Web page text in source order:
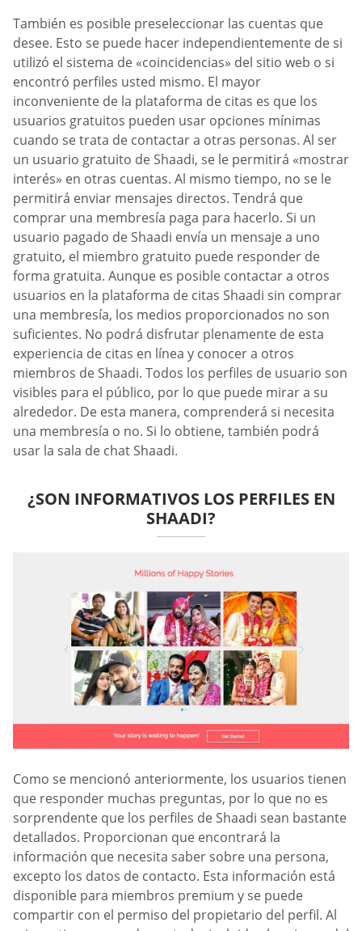
También es posible preseleccionar las cuentas que
desee. Esto se puede hacer independientemente de si
utilizó el sistema de «coincidencias» del sitio web o si
encontró perfiles usted mismo. El mayor
inconveniente de la plataforma de citas es que los
usuarios gratuitos pueden usar opciones mínimas
cuando se trata de contactar a otras personas. Al ser
un usuario gratuito de Shaadi, se le permitirá «mostrar
interés» en otras cuentas. Al mismo tiempo, no se le
permitirá enviar mensajes directos. Tendrá que
comprar una membresía paga para hacerlo. Si un
usuario pagado de Shaadi envía un mensaje a uno
gratuito, el miembro gratuito puede responder de
forma gratuita. Aunque es posible contactar a otros
usuarios en la plataforma de citas Shaadi sin comprar
una membresía, los medios proporcionados no son
suficientes. No podrá disfrutar plenamente de esta
experiencia de citas en línea y conocer a otros
miembros de Shaadi. Todos los perfiles de usuario son
visibles para el público, por lo que puede mirar a su
alrededor. De esta manera, comprenderá si necesita
una membresía o no. Si lo obtiene, también podrá
usar la sala de chat Shaadi.
¿SON INFORMATIVOS LOS PERFILES EN
SHAADI?
Como se mencionó anteriormente, los usuarios tienen
que responder muchas preguntas, por lo que no es
sorprendente que los perfiles de Shaadi sean bastante
detallados. Proporcionan que encontrará la
información que necesita saber sobre una persona,
excepto los datos de contacto. Esta información está
disponible para miembros premium y se puede
compartir con el permiso del propietario del perfil. Al